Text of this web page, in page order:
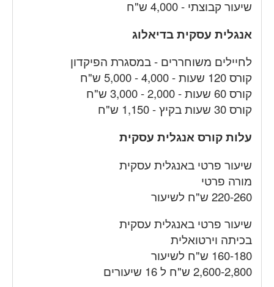
שיעור קבוצתי - 4,000 ש"ח
אנגלית עסקית בדיאלוג
לחיילים משוחררים - במסגרת הפיקדון
קורס 120 שעות - 4,000 - 5,000 ש"ח
קורס 60 שעות - 2,000 - 3,000 ש"ח
קורס 30 שעות בקיץ - 1,150 ש"ח
עלות קורס אנגלית עסקית
שיעור פרטי באנגלית עסקית
מורה פרטי
220-260 ש"ח לשיעור
שיעור פרטי באנגלית עסקית
בכיתה וירטואלית
160-180 ש"ח לשיעור
2,600-2,800 ש"ח ל 16 שיעורים